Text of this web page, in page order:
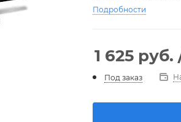
Подробности
1 625 руб.
Под заказ